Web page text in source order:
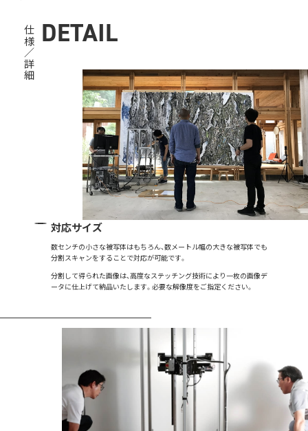
DETAIL
仕様／詳細
対応サイズ
数センチの小さな被写体はもちろん、数メートル幅の大きな被写体でも
分割スキャンをすることで対応が可能です。
分割して得られた画像は、高度なステッチング技術により一枚の画像デ
ータに仕上げて納品いたします。必要な解像度をご指定ください。